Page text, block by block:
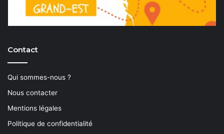
Contact
Qui sommes-nous ?
Nous contacter
Mentions légales
Politique de confidentialité